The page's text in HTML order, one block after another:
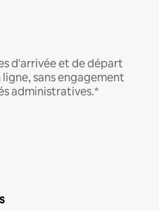
d'arrivée et de départ
sans engagement
administratives.*